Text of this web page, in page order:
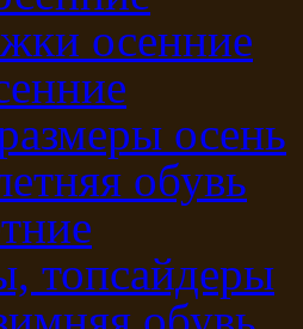
осенние
осень
обувь
топсайдеры